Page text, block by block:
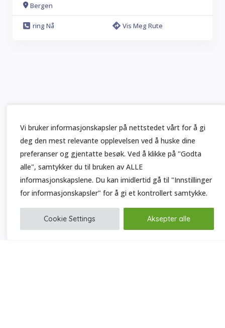
Vi bruker informasjonskapsler på nettstedet vårt for å gi
deg den mest relevante opplevelsen ved å huske dine
preferanser og gjentatte besøk. Ved å klikke på "Godta
alle", samtykker du til bruken av ALLE
informasjonskapslene. Du kan imidlertid gå til "Innstillinger
for informasjonskapsler" for å gi et kontrollert samtykke.
Cookie Settings Aksepter alle
Bergen
ring Nå Vis Meg Rute